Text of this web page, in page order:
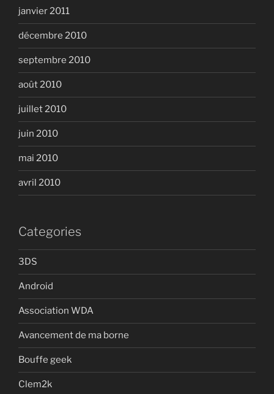
janvier 2011
décembre 2010
septembre 2010
août 2010
juillet 2010
juin 2010
mai 2010
avril 2010
Categories
3DS
Android
Association WDA
Avancement de ma borne
Bouffe geek
Clem2k